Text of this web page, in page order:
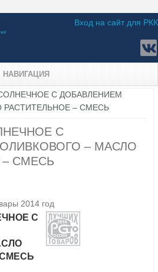
Вход на сайт для РКК
НАВИГАЦИЯ
С ДОБАВЛЕНИЕМ
– СМЕСЬ
С
– МАСЛО
СМЕСЬ
2014 год
С